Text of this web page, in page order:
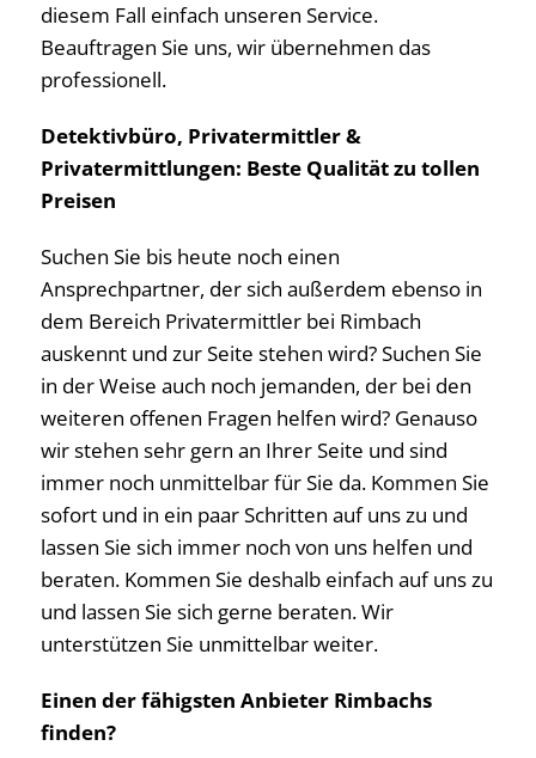
diesem Fall einfach unseren Service.
Beauftragen Sie uns, wir übernehmen das
professionell.
Detektivbüro, Privatermittler &
Privatermittlungen: Beste Qualität zu tollen
Preisen
Suchen Sie bis heute noch einen
Ansprechpartner, der sich außerdem ebenso in
dem Bereich Privatermittler bei Rimbach
auskennt und zur Seite stehen wird? Suchen Sie
in der Weise auch noch jemanden, der bei den
weiteren offenen Fragen helfen wird? Genauso
wir stehen sehr gern an Ihrer Seite und sind
immer noch unmittelbar für Sie da. Kommen Sie
sofort und in ein paar Schritten auf uns zu und
lassen Sie sich immer noch von uns helfen und
beraten. Kommen Sie deshalb einfach auf uns zu
und lassen Sie sich gerne beraten. Wir
unterstützen Sie unmittelbar weiter.
Einen der fähigsten Anbieter Rimbachs
finden?